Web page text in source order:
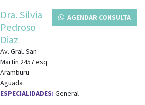
AGENDAR CONSULTA
Dra. Silvia
Pedroso
Diaz
Av. Gral. San
Martín 2457esq.
Aramburu -
Aguada
ESPECIALIDADES: General